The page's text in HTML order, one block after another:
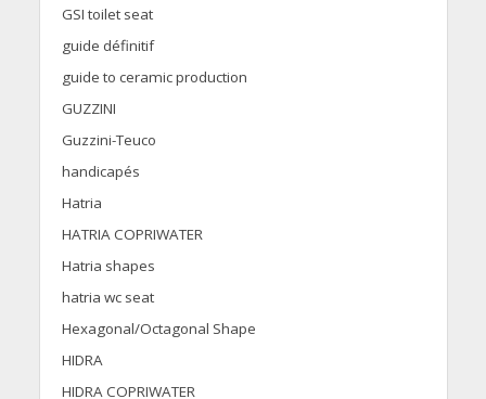
GSI toilet seat
guide définitif
guide to ceramic production
GUZZINI
Guzzini-Teuco
handicapés
Hatria
HATRIA COPRIWATER
Hatria shapes
hatria wc seat
Hexagonal/Octagonal Shape
HIDRA
HIDRA COPRIWATER